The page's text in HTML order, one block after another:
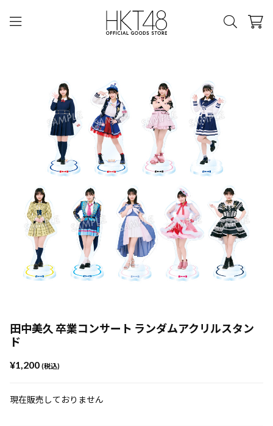
田中美久 卒業コンサート ランダムアクリルスタン
ド
¥1,200 (税込)
現在販売しておりません